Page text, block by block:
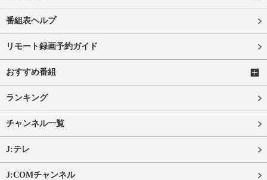
番組表ヘルプ
リモート録画予約ガイド
おすすめ番組
ランキング
チャンネル一覧
J:テレ
J:COMチャンネル